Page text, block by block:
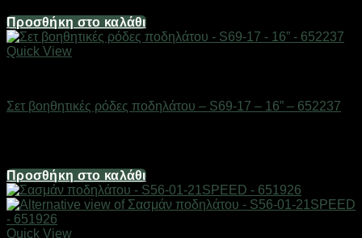
Προσθήκη στο καλάθι
Quick View
Σετ βοηθητικές ρόδες ποδηλάτου – S69-17 – 16” – 652237
Προσθήκη στο καλάθι
Quick View